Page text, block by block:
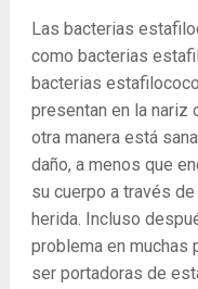
Las bacterias
como bacterias
bacterias
presentan en la nariz
otra manera está
daño, a menos que
su cuerpo a través
herida. Incluso
problema en muchas
ser portadoras de